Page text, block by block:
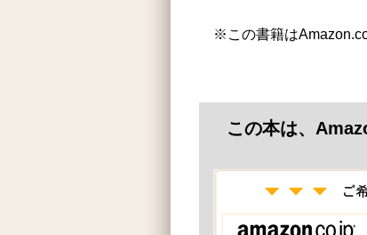
※この書籍は
この本は、